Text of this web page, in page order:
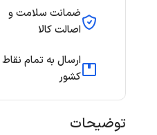
ضمانت سلامت و
اصالت کالا
ارسال به تمام نقاط
کشور
توضیحات